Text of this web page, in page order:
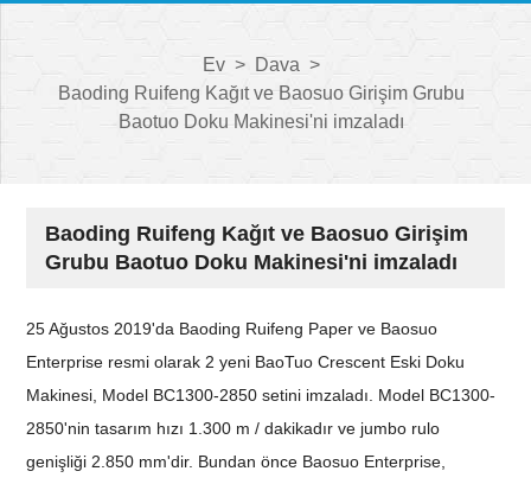
Ev > Dava >
Baoding Ruifeng Kağıt ve Baosuo Girişim Grubu
Baotuo Doku Makinesi'ni imzaladı
Baoding Ruifeng Kağıt ve Baosuo Girişim
Grubu Baotuo Doku Makinesi'ni imzaladı
25 Ağustos 2019'da Baoding Ruifeng Paper ve Baosuo
Enterprise resmi olarak 2 yeni BaoTuo Crescent Eski Doku
Makinesi, Model BC1300-2850 setini imzaladı. Model BC1300-
2850'nin tasarım hızı 1.300 m / dakikadır ve jumbo rulo
genişliği 2.850 mm'dir. Bundan önce Baosuo Enterprise,